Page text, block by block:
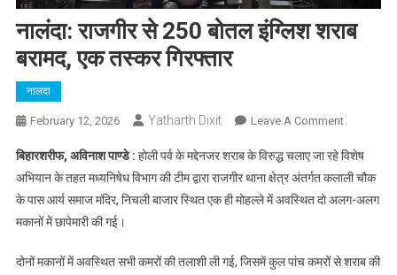
नालंदा: राजगीर से 250 बोतल इंग्लिश शराब
बरामद, एक तस्कर गिरफ्तार
नालंदा
February 12, 2026 Yatharth Dixit Leave A CommentOn
राजगीर
से
250
शराब
बिहारशरीफ, अविनाश पाण्डे : होली पर्व के मद्देनजर शराब के विरुद्ध चलाए जा रहे विशेष
अभियान के तहत मध्यनिषेध विभाग की टीम द्वारा राजगीर थाना क्षेत्र अंतर्गत कलाली चौक
के पास आर्य समाज मंदिर, निचली बाजार स्थित एक ही मोहल्ले में अवस्थित दो अलग-अलग
मकानों में छापेमारी की गई।
दोनों मकानों में अवस्थित सभी कमरों की तलाशी ली गई, जिसमें कुल पांच कमरों से शराब की